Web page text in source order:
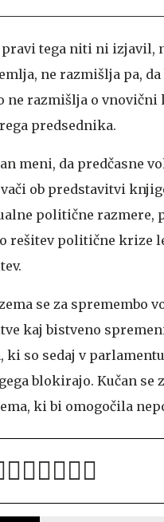
tega niti ni izjavil,
ne razmišlja pa,
ne razmišlja o vnovični
predsednika.
meni, da predčasne
ob predstavitvi
politične razmere,
rešitev politične krize
se za spremembo
kaj bistveno
ki so sedaj v
blokirajo. Kučan se
ki bi omogočila